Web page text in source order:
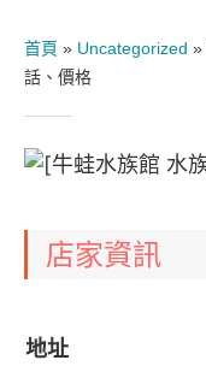
首頁 » Uncategorized »
話、價格
店家資訊
地址